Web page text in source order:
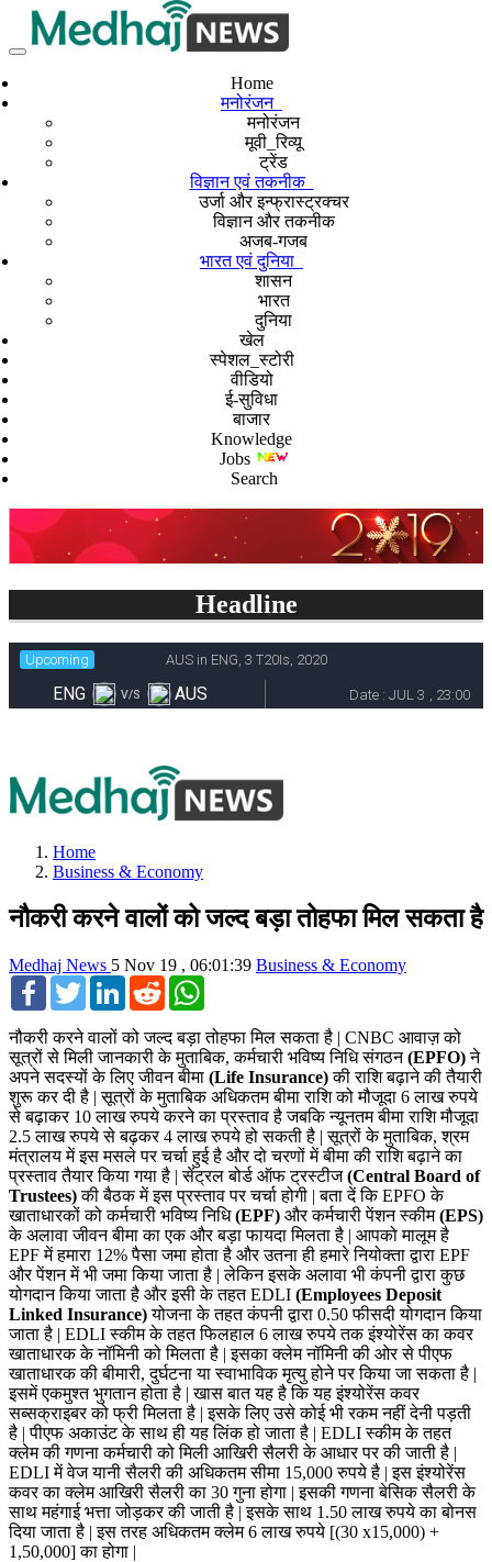
Home
मनोरंजन
मनोरंजन
मूवी_रिव्यू
ट्रेंड
विज्ञान एवं तकनीक
उर्जा और इन्फ्रास्ट्रक्चर
विज्ञान और तकनीक
अजब-गजब
भारत एवं दुनिया
शासन
भारत
दुनिया
खेल
स्पेशल_स्टोरी
वीडियो
ई-सुविधा
बाजार
Knowledge
Jobs
Search
Headline
Home
Business & Economy
नौकरी करने वालों को जल्द बड़ा तोहफा मिल सकता है
Medhaj News 5 Nov 19 , 06:01:39 Business & Economy
FacebookTwitterLinkedInReddit
नौकरी करने वालों को जल्द बड़ा तोहफा मिल सकता है | CNBC आवाज़ को
सूत्रों से मिली जानकारी के मुताबिक, कर्मचारी भविष्य निधि संगठन(EPFO)ने
अपने सदस्यों के लिए जीवन बीमा (Life Insurance)की राशि बढ़ाने की तैयारी
शुरू कर दी है | सूत्रों के मुताबिक अधिकतम बीमा राशि को मौजूदा 6 लाख रुपये
से बढ़ाकर 10 लाख रुपये करने का प्रस्ताव है जबकि न्यूनतम बीमा राशि मौजूदा
2.5 लाख रुपये से बढ़कर 4 लाख रुपये हो सकती है | सूत्रों के मुताबिक, श्रम
मंत्रालय में इस मसले पर चर्चा हुई है और दो चरणों में बीमा की राशि बढ़ाने का
प्रस्ताव तैयार किया गया है | सेंट्रल बोर्ड ऑफ ट्रस्टीज(Central Board of
Trustees)की बैठक में इस प्रस्ताव पर चर्चा होगी | बता दें कि EPFO के
खाताधारकों को कर्मचारी भविष्य निधि(EPF) और कर्मचारी पेंशन स्कीम(EPS)
के अलावा जीवन बीमा का एक और बड़ा फायदा मिलता है | आपको मालूम है
EPF में हमारा 12% पैसा जमा होता है और उतना ही हमारे नियोक्ता द्वारा EPF
और पेंशन में भी जमा किया जाता है | लेकिन इसके अलावा भी कंपनी द्वारा कुछ
योगदान किया जाता है और इसी के तहत EDLI (Employees Deposit
Linked Insurance)योजना के तहत कंपनी द्वारा 0.50 फीसदी योगदान किया
जाता है | EDLI स्कीम के तहत फिलहाल 6 लाख रुपये तक इंश्योरेंस का कवर
खाताधारक के नॉमिनी को मिलता है | इसका क्लेम नॉमिनी की ओर से पीएफ
खाताधारक की बीमारी, दुर्घटना या स्वाभाविक मृत्यु होने पर किया जा सकता है |
इसमें एकमुश्त भुगतान होता है | खास बात यह है कि यह इंश्योरेंस कवर
सब्सक्राइबर को फ्री मिलता है | इसके लिए उसे कोई भी रकम नहीं देनी पड़ती
है | पीएफ अकाउंट के साथ ही यह ​लिंक हो जाता है | EDLI स्कीम के तहत
क्लेम की गणना कर्मचारी को मिली आखिरी सैलरी के आधार पर की जाती है |
EDLI में वेज यानी सैलरी की अधिकतम सीमा 15,000 रुपये है | इस इंश्योरेंस
कवर का क्लेम आखिरी सैलरी का 30 गुना होगा | इसकी गणना बेसिक सैलरी के
साथ महंगाई भत्ता जोड़कर की जाती है | इसके साथ 1.50 लाख रुपये का बोनस
दिया जाता है | इस तरह अधिकतम क्लेम 6 लाख रुपये [(30 x15,000) +
1,50,000] का होगा |